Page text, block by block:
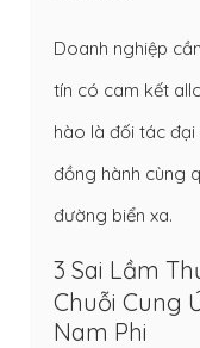
Doanh nghiệp
tín có cam kết
hào là đối tác đại
đồng hành cùng
đường biển xa.
3 Sai Lầm
Chuỗi Cung
Nam Phi